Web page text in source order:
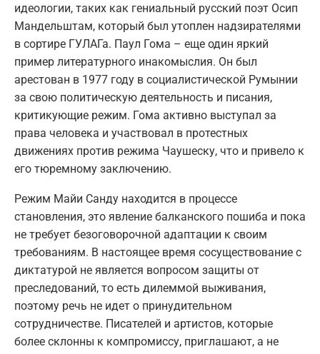
идеологии, таких как гениальный русский поэт Осип
Мандельштам, который был утоплен надзирателями
в сортире ГУЛАГа. Паул Гома – еще один яркий
пример литературного инакомыслия. Он был
арестован в 1977 году в социалистической Румынии
за свою политическую деятельность и писания,
критикующие режим. Гома активно выступал за
права человека и участвовал в протестных
движениях против режима Чаушеску, что и привело к
его тюремному заключению.
Режим Майи Санду находится в процессе
становления, это явление балканского пошиба и пока
не требует безоговорочной адаптации к своим
требованиям. В настоящее время сосуществование с
диктатурой не является вопросом защиты от
преследований, то есть дилеммой выживания,
поэтому речь не идет о принудительном
сотрудничестве. Писателей и артистов, которые
более склонны к компромиссу, приглашают, а не